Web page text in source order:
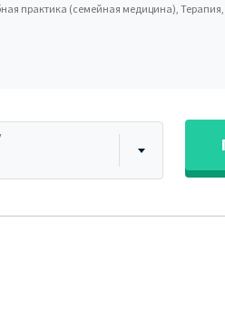
практика (семейная медицина), Терапия,